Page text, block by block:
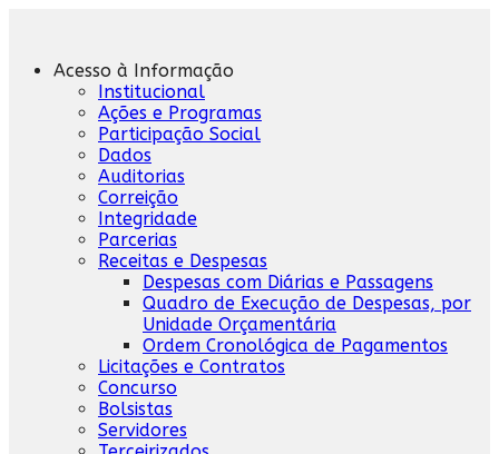
Acesso à Informação
Institucional
Ações e Programas
Participação Social
Dados
Auditorias
Correição
Integridade
Parcerias
Receitas e Despesas
Despesas com Diárias e Passagens
Quadro de Execução de Despesas, por
Unidade Orçamentária
Ordem Cronológica de Pagamentos
Licitações e Contratos
Concurso
Bolsistas
Servidores